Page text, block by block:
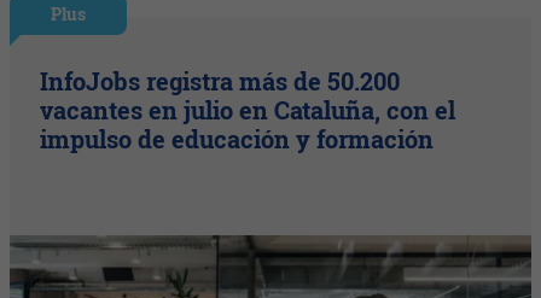
Plus
InfoJobs registra más de 50.200
vacantes en julio en Cataluña, con el
impulso de educación y formación